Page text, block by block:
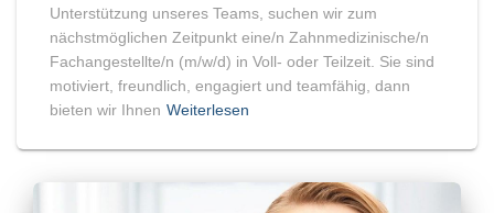
Unterstützung unseres Teams, suchen wir zum
nächstmöglichen Zeitpunkt eine/n Zahnmedizinische/n
Fachangestellte/n (m/w/d) in Voll- oder Teilzeit. Sie sind
motiviert, freundlich, engagiert und teamfähig, dann
bieten wir Ihnen Weiterlesen